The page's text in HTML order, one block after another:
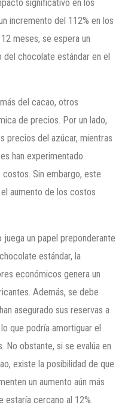
significativo en los
incremento del 112% en los
meses, se espera un
chocolate estándar en el
del cacao, otros
de precios. Por un lado,
precios del azúcar, mientras
han experimentado
Sin embargo, este
aumento de los costos
juega un papel preponderante
estándar, la
económicos genera un
Además, se debe
asegurado sus reservas a
que podría amortiguar el
No obstante, si se evalúa en
existe la posibilidad de que
un aumento aún más
estaría cercano al 12%.